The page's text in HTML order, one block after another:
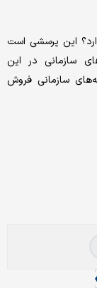
این پرسشی است
سازمانی در این
سازمانی فروش